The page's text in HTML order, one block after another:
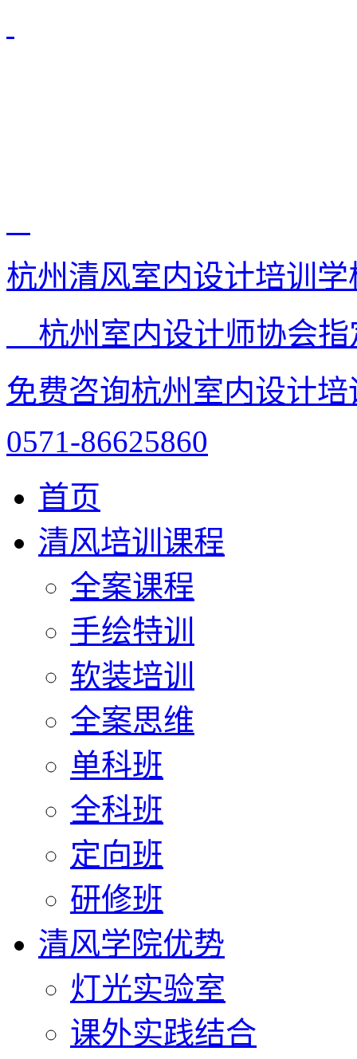
杭州清风室内设计培训学
杭州室内设计师协会
免费咨询杭州室内设计
0571-86625860
首页
清风培训课程
全案课程
手绘特训
软装培训
全案思维
单科班
全科班
定向班
研修班
清风学院优势
灯光实验室
课外实践结合